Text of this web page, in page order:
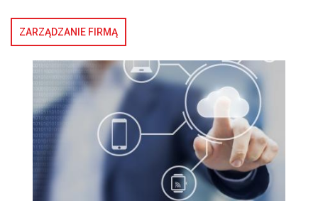
ZARZĄDZANIE FIRMĄ